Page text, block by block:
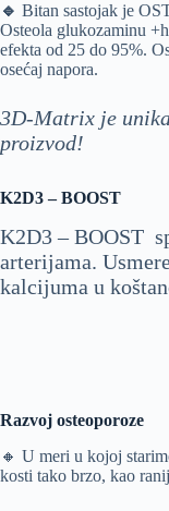
🔹 Bitan sastojak je
Osteola glukozaminu
efekta od 25 do 95%.
osećaj napora.
3D-Matrix je
proizvod!
K2D3 – BOOST
K2D3 – BOOST
arterijama.
kalcijuma u
Razvoj osteoporoze
🔸 U meri u kojoj
kosti tako brzo, kao